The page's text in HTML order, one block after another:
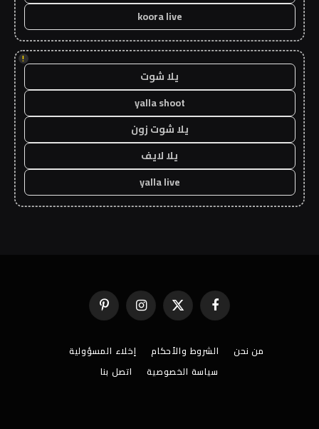
koora live
!
يلا شوت
yalla shoot
يلا شوت زون
يلا لايف
yalla live
فيسبوك X
(Twitter)
الانستغرامبينتيريست
من نحن الشروط والأحكام
إخلاء المسؤولية
سياسة الخصوصية
اتصل بنا